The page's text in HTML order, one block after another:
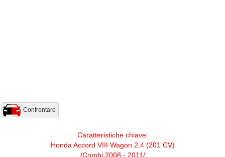
Confrontare
Caratteristiche chiave:
Honda Accord VIII Wagon 2.4 (201 CV)
/Combi 2008 - 2011/